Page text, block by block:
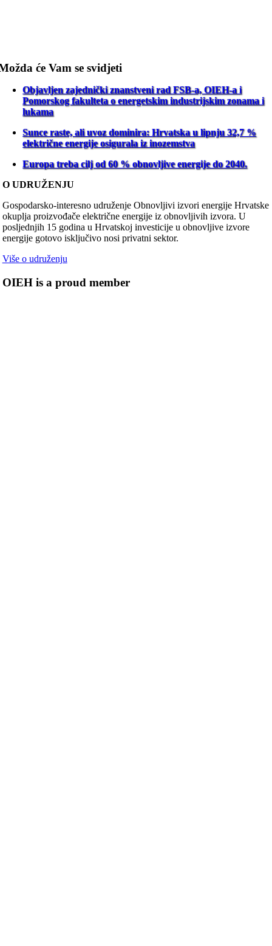
će Vam se svidjeti
Objavljen zajednički znanstveni rad FSB-a, OIEH-a i
Pomorskog fakulteta o energetskim industrijskim zonama i
lukama
Sunce raste, ali uvoz dominira: Hrvatska u lipnju 32,7 %
električne energije osigurala iz inozemstva
Europa treba cilj od 60 % obnovljive energije do 2040.
O UDRUŽENJU
Gospodarsko-interesno udruženje Obnovljivi izvori energije Hrvatske
okuplja proizvođače električne energije iz obnovljivih izvora. U
posljednjih 15 godina u Hrvatskoj investicije u obnovljive izvore
energije gotovo isključivo nosi privatni sektor.
Više o udruženju
OIEH is a proud member